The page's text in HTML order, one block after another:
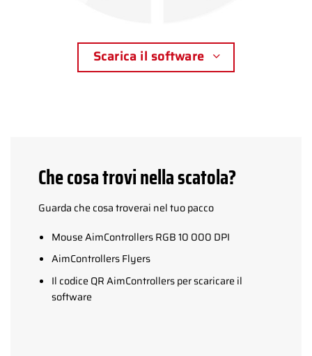
Scarica il software
Che cosa trovi nella scatola?
Guarda che cosa troverai nel tuo pacco
Mouse AimControllers RGB 10 000 DPI
AimControllers Flyers
Il codice QR AimControllers per scaricare il
software